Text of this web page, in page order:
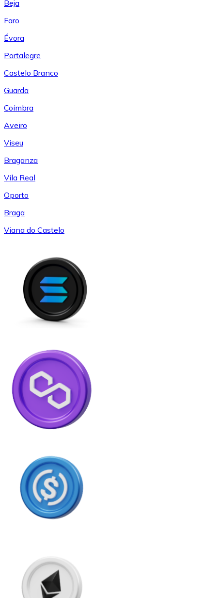
Beja
Faro
Évora
Portalegre
Castelo Branco
Guarda
Coímbra
Aveiro
Viseu
Braganza
Vila Real
Oporto
Braga
Viana do Castelo